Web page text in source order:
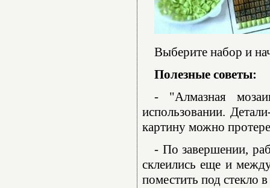
Выберите набор и
Полезные советы:
- "Алмазная
использовании.
картину можно
- По завершении,
склеились еще и
поместить под стекло